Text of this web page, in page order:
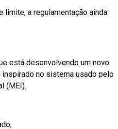
limite, a regulamentação ainda
está desenvolvendo um novo
no sistema usado pelo
(MEI).